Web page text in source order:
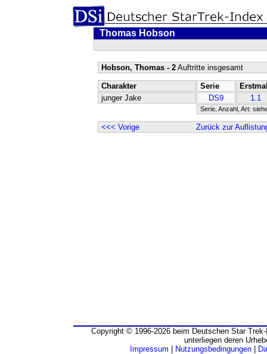
Thomas Hobson
Hobson, Thomas - 2Auftritte insgesamt
Charakter Serie
junger Jake
DS9 1.1
Serie, Anzahl, Art:
<<< Vorige Zurück zur
Copyright © 1996-2026 beim Deutschen Star
unterliegen deren
Impressum
Nutzungsbedingungen